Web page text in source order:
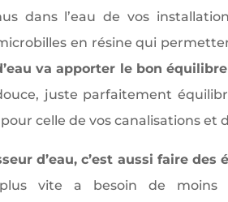
dans l’eau de vos
en résine qui
va apporter le bon
juste parfaitement
celle de vos canalisations et
d’eau, c’est aussi faire des
vite a besoin de moins